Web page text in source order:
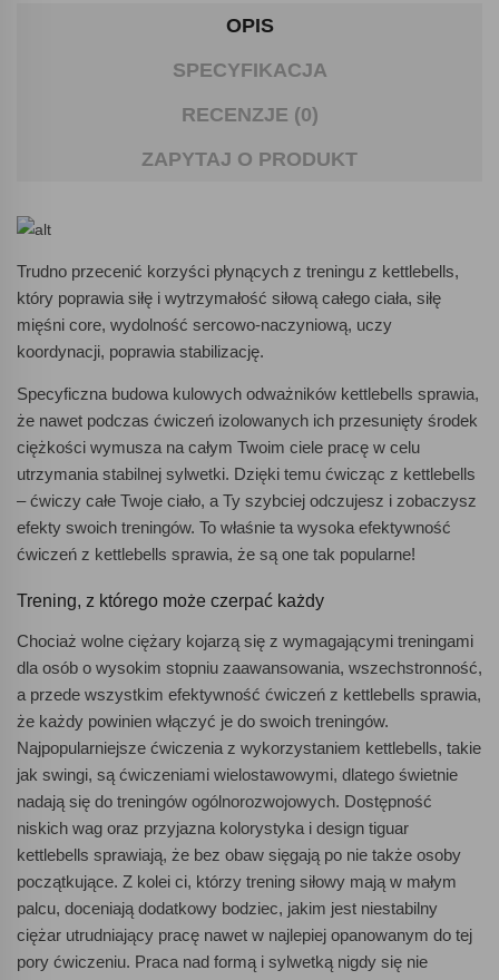
OPIS
SPECYFIKACJA
RECENZJE (0)
ZAPYTAJ O PRODUKT
Trudno przecenić korzyści płynących z treningu z kettlebells,
który poprawia siłę i wytrzymałość siłową całego ciała, siłę
mięśni core, wydolność sercowo-naczyniową, uczy
koordynacji, poprawia stabilizację.
Specyficzna budowa kulowych odważników kettlebells sprawia,
że nawet podczas ćwiczeń izolowanych ich przesunięty środek
ciężkości wymusza na całym Twoim ciele pracę w celu
utrzymania stabilnej sylwetki. Dzięki temu ćwicząc z kettlebells
– ćwiczy całe Twoje ciało, a Ty szybciej odczujesz i zobaczysz
efekty swoich treningów. To właśnie ta wysoka efektywność
ćwiczeń z kettlebells sprawia, że są one tak popularne!
Trening, z którego może czerpać każdy
Chociaż wolne ciężary kojarzą się z wymagającymi treningami
dla osób o wysokim stopniu zaawansowania, wszechstronność,
a przede wszystkim efektywność ćwiczeń z kettlebells sprawia,
że każdy powinien włączyć je do swoich treningów.
Najpopularniejsze ćwiczenia z wykorzystaniem kettlebells, takie
jak swingi, są ćwiczeniami wielostawowymi, dlatego świetnie
nadają się do treningów ogólnorozwojowych. Dostępność
niskich wag oraz przyjazna kolorystyka i design tiguar
kettlebells sprawiają, że bez obaw sięgają po nie także osoby
początkujące. Z kolei ci, którzy trening siłowy mają w małym
palcu, doceniają dodatkowy bodziec, jakim jest niestabilny
ciężar utrudniający pracę nawet w najlepiej opanowanym do tej
pory ćwiczeniu. Praca nad formą i sylwetką nigdy się nie